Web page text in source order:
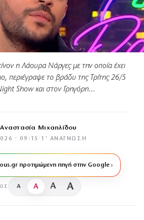
η Λάουρα Νάργες με την οποία έχει
περιέγραψε το βράδυ της Τρίτης 26/5
Show και στον Γρηγόρη…
Αναστασία Μιχαηλίδου
· 09:15 · 1′ ΑΝΆΓΝΩΣΗ
προτιμώμενη πηγή στην Google
A A A A